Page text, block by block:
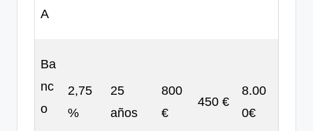
A
Ba
nc
o
2,75
%
25
años
800
€
450 €
8.00
0€